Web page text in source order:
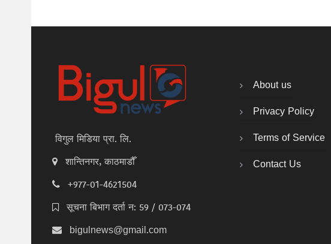
विगुल मिडिया प्रा. लि.
शान्तिनगर, काठमाडौँ
+977-01-4621504
सूचना बिभाग दर्ता न: 59 / 073-074
bigulnews@gmail.com
About us
Privacy Policy
Terms of Service
Contact Us